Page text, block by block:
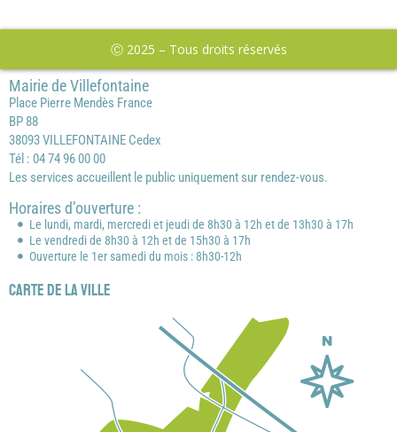
Ⓒ 2025 – Tous droits réservés
Mairie de Villefontaine
Place Pierre Mendès France
BP 88
38093 VILLEFONTAINE Cedex
Tél : 04 74 96 00 00
Les services accueillent le public uniquement sur rendez-vous.
Horaires d’ouverture :
Le lundi, mardi, mercredi et jeudi de 8h30 à 12h et de 13h30 à 17h
Le vendredi de 8h30 à 12h et de 15h30 à 17h
Ouverture le 1er samedi du mois : 8h30-12h
Carte de la ville